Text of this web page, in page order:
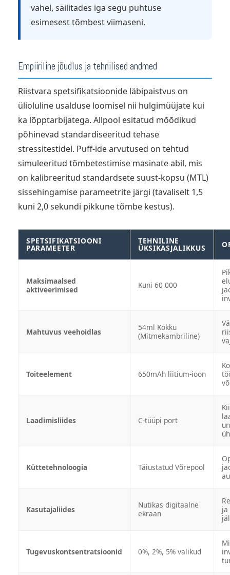
vahel, säilitades iga segu puhtuse
esimesest tõmbest viimaseni.
Empiiriline jõudlus ja tehnilised andmed
Riistvara spetsifikatsioonide läbipaistvus on
ülioluline usalduse loomisel nii hulgimüüjate kui
ka lõpptarbijatega. Allpool esitatud mõõdikud
põhinevad standardiseeritud tehase
stressitestidel. Puff-ide arvutused on tehtud
simuleeritud tõmbetestimise masinate abil, mis
on kalibreeritud standardsete suust-kopsu (MTL)
sissehingamise parameetrite järgi (tavaliselt 1,5
kuni 2,0 sekundi pikkune tõmbe kestus).
SPETSIFIKATSIOONI
PARAMEETER
TEHNILINE
ÜKSIKASJALIKKUS
Maksimaalsed
aktiveerimised
Kuni 60 000
Mahtuvus veehoidlas
54ml Kokku
(Mitmekambriline)
Toiteelement 650mAh liitium-ioon
Laadimisliides C-tüüpi port
Küttetehnoloogia Täiustatud Võrepool
Kasutajaliides
Nutikas digitaalne
ekraan
ja
Tugevuskontsentratsioonid 0%, 2%, 5% valikud